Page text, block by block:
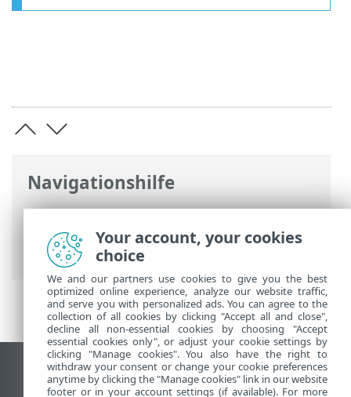
Navigationshilfe
ESET Online-Hilfe>ESET PROTECT On-
Prem>Upgrade> Datenbankserver
sichern/aktualisieren
Desktop-Site anzeigen
Your account, your cookies
choice
We and our partners use cookies to give you the best
optimized online experience, analyze our website traffic,
and serve you with personalized ads. You can agree to the
collection of all cookies by clicking "Accept all and close",
decline all non-essential cookies by choosing "Accept
essential cookies only", or adjust your cookie settings by
clicking "Manage cookies". You also have the right to
withdraw your consent or change your cookie preferences
anytime by clicking the "Manage cookies" link in our website
footer or in your account settings (if available). For more